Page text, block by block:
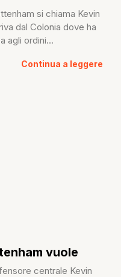
si chiama Kevin
dal Colonia dove ha
agli ordini...
Continua a leggere
vuole
centrale Kevin